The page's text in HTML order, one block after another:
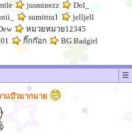
jusminezz
Dol_
sumittra1
jelljell
หมวยหมวย12345
กิ๊กก๊อก
BG Badgirl
าแบ๊วมากมาย